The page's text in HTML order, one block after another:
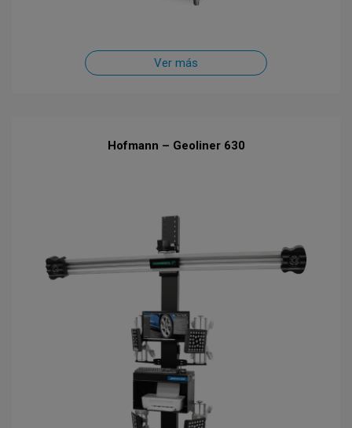
Ver más
Hofmann – Geoliner 630